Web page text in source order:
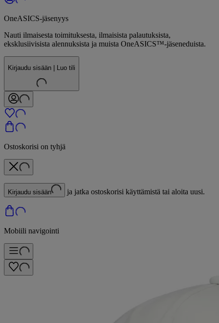
OneASICS-jäsenyys
Nauti ilmaisesta toimituksesta, ilmaisista palautuksista,
eksklusiivisista alennuksista ja muista OneASICS™-jäseneduista.
Kirjaudu sisään | Luo tili
Ostoskorisi on tyhjä
Kirjaudu sisään ja jatka ostoskorisi käyttämistä tai aloita uusi.
Mobiili navigointi